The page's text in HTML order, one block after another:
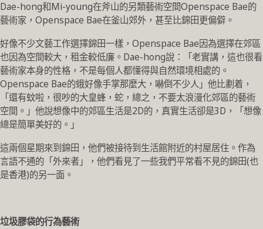
Dae-hong和Mi-young在斧山的另類藝術空間Openspace Bae的
藝術家，Openspace Bae在釜山郊外，甚至比錦田更偏僻。
好像不少文藝工作選擇錦田一樣，Openspace Bae因為選擇在郊區
也因為空間較大，租金較低廉。Dae-hong說：「老實講，這也很看
藝術家本身的性格，不是每個人都懂得與自然環境相處的。
Openspace Bae的蛾好像手掌那麼大，嚇倒不少人」他比劃着，
「還有蚊啦，很吵的大皇蜂，蛇，總之，不要太浪漫化郊區的藝術
空間。」他說想像中的郊區生活是2D的，真實生活卻是3D，「想像
總是簡單美好的。」
這兩個星期來到錦田，他們被接待到生活館附近的村屋居住。作為
言語不通的「外來者」，他們看見了一些我們平常看不見的錦田(也
是香港)的另一面。
垃圾膠袋的行為藝術